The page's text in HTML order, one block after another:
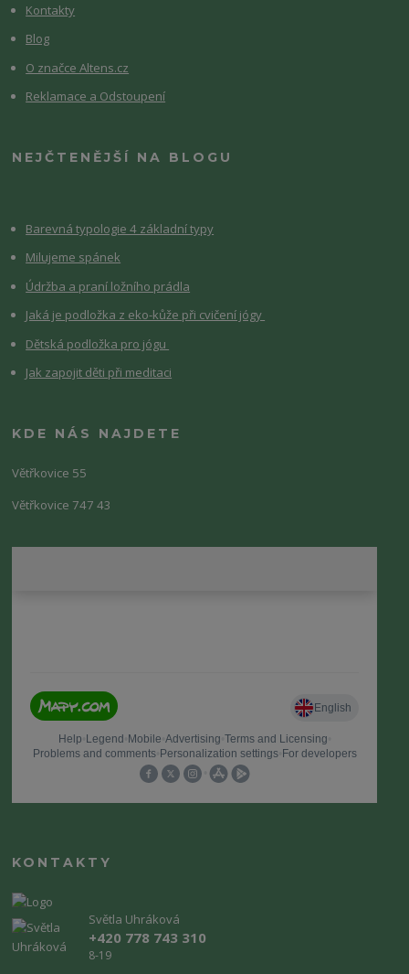
Kontakty
Blog
O značce Altens.cz
Reklamace a Odstoupení
NEJČTENĚJŠÍ NA BLOGU
Barevná typologie 4 základní typy
Milujeme spánek
Údržba a praní ložního prádla
Jaká je podložka z eko-kůže při cvičení jógy
Dětská podložka pro jógu
Jak zapojit děti při meditaci
KDE NÁS NAJDETE
Větřkovice 55
Větřkovice 747 43
KONTAKTY
Světla Uhráková
+420 778 743 310
8-19